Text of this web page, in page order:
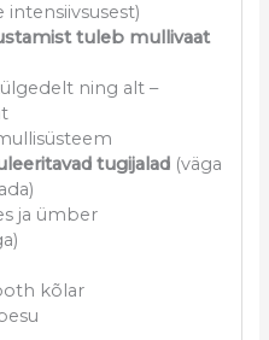
intensiivsusest)
tuleb mullivaat
ning alt –
tugijalad (väga
ja ümber
kõlar